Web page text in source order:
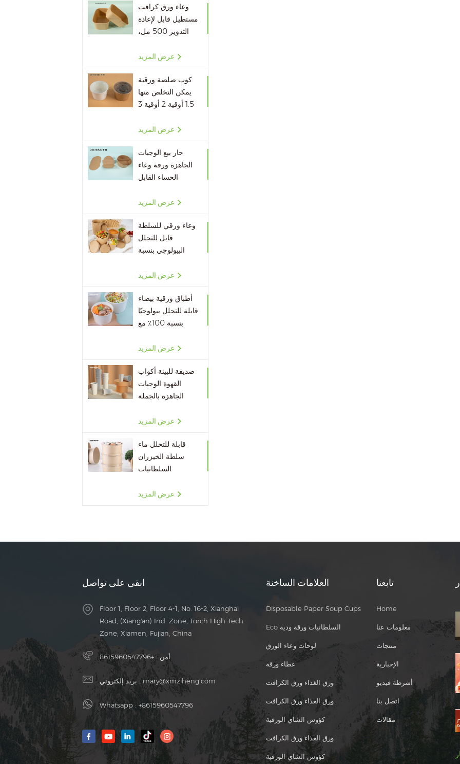
وعاء ورق كرافت
مستطيل قابل لإعادة
التدوير 500 مل،
1000 مل
عرض المزيد
كوب صلصة ورقية
يمكن التخلص منها
1.5 أوقية 2 أوقية 3
عرض المزيد
حار بيع الوجبات
الجاهزة ورقة وعاء
الحساء القابل
الورق
عرض المزيد
وعاء ورقي للسلطة
قابل للتحلل
البيولوجي بنسبة
عرض المزيد
أطباق ورقية بيضاء
قابلة للتحلل بيولوجيًا
بنسبة 100٪ مع
عرض المزيد
صديقة للبيئة أكواب
القهوة الوجبات
الجاهزة بالجملة
عرض المزيد
قابلة للتحلل ماء
سلطة الخيزران
السلطانيات
عرض المزيد
ابقى على تواصل
Floor 1, Floor 2, Floor 4-1, No. 16-2, Xianghai
Road, (Xiang'an) Ind. Zone, Torch High-Tech
Zone, Xiamen, Fujian, China
أمن :+8615960547796
بريد إلكتروني : mary@xmziheng.com
Whatsapp : +8615960547796
العلامات الساخنة
Disposable Paper Soup Cups
Eco السلطانيات ورقة ودية
لوحات وعاء الورق
غطاء ورقة
ورق الغذاء ورق الكرافت
ورق الغذاء ورق الكرافت
كؤوس الشاي الورقية
ورق الغذاء ورق الكرافت
كؤوس الشاي الورقية
تابعنا
Home
معلومات عنا
منتجات
الإخبارية
أشرطة فيديو
اتصل بنا
مقالات